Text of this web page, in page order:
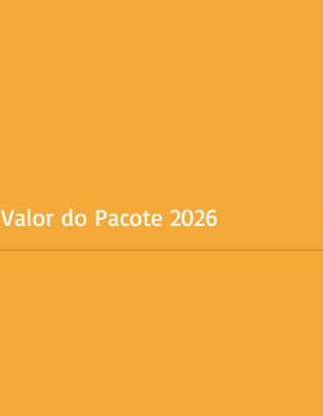
Valor do Pacote 2026